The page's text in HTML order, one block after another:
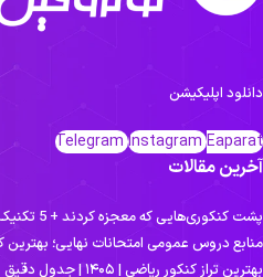
اپلیکیشن
TelegramInstagram
مقالات
کنکوری‌هایی که معجزه کردند + 5 تکنیک مهم
دروس عمومی امتحانات نهایی؛ بهترین
تراز کنکور ریاضی | ۱۴۰۵ | جدول دقیق